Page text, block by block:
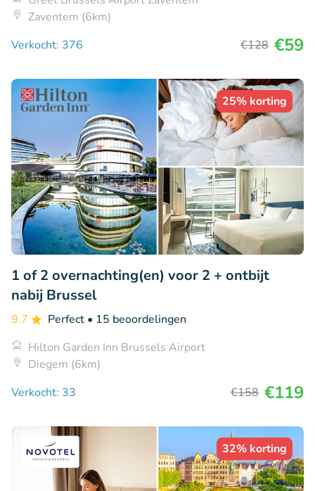
Zaventem (6km)
Verkocht: 376
€128 €59
25% korting
1 of 2 overnachting(en) voor 2 + ontbijt
nabij Brussel
9.7 Perfect • 15 beoordelingen
Hilton Garden Inn Brussels Airport
Diegem (6km)
Verkocht: 33
€158 €119
32% korting